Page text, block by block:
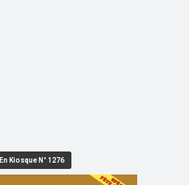
En Kiosque N° 1276